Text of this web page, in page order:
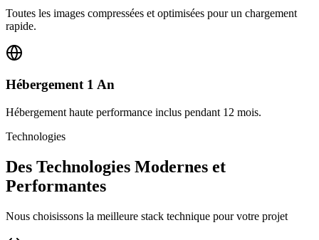
Toutes les images compressées et optimisées pour un chargement
rapide.
Hébergement 1 An
Hébergement haute performance inclus pendant 12 mois.
Technologies
Des Technologies Modernes et
Performantes
Nous choisissons la meilleure stack technique pour votre projet